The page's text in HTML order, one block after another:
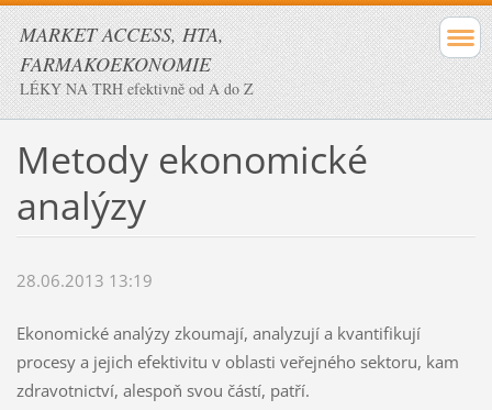
MARKET ACCESS, HTA,
FARMAKOEKONOMIE
LÉKY NA TRH efektivně od A do Z
Metody ekonomické
analýzy
28.06.2013 13:19
Ekonomické analýzy zkoumají, analyzují a kvantifikují
procesy a jejich efektivitu v oblasti veřejného sektoru, kam
zdravotnictví, alespoň svou částí, patří.